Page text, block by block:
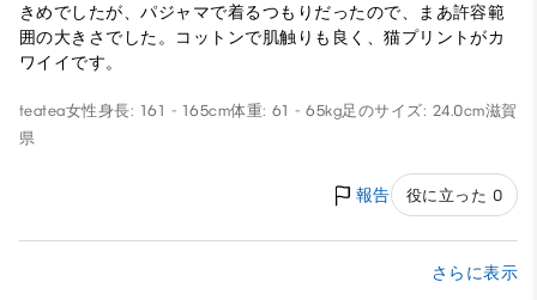
きめでしたが、パジャマで着るつもりだったので、まあ許容範
囲の大きさでした。コットンで肌触りも良く、猫プリントがカ
ワイイです。
teatea女性身長: 161 - 165cm体重: 61 - 65kg足のサイズ: 24.0cm滋賀
県
報告 役に立った 0
さらに表示